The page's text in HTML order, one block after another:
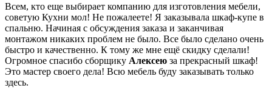
Всем, кто еще выбирает компанию для изготовления мебели,
советую Кухни мол! Не пожалеете! Я заказывала шкаф-купе в
спальню. Начиная с обсуждения заказа и заканчивая
монтажом никаких проблем не было. Все было сделано очень
быстро и качественно. К тому же мне ещё скидку сделали!
Огромное спасибо сборщику Алексею за прекрасный шкаф!
Это мастер своего дела! Всю мебель буду заказывать только
здесь.